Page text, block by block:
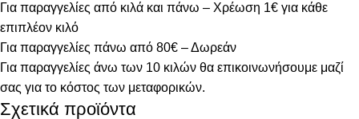
Για παραγγελίες από κιλά και πάνω – Χρέωση 1€ για κάθε
επιπλέον κιλό
Για παραγγελίες πάνω από 80€ – Δωρεάν
Για παραγγελίες άνω των 10 κιλών θα επικοινωνήσουμε μαζί
σας για το κόστος των μεταφορικών.
Σχετικά προϊόντα